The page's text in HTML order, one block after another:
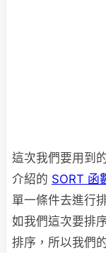
這次我們要用到
介紹的 SORT 函
單一條件去進行
如我們這次要排
排序，所以我們